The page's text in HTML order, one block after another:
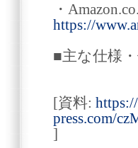
・
https://
■主な仕様
[資料:
press.com/
]